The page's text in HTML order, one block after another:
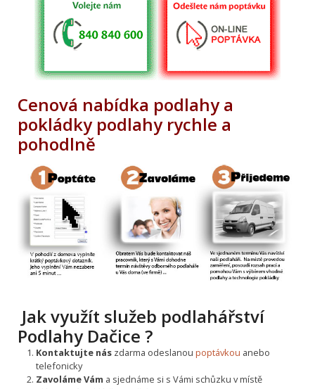
Cenová nabídka podlahy a
pokládky podlahy rychle a
pohodlně
Jak využít služeb podlahářství
Podlahy Dačice ?
Kontaktujte nászdarma odeslanou poptávkou anebo
telefonicky
Zavoláme Vám a sjednáme si s Vámi schůzku v místě